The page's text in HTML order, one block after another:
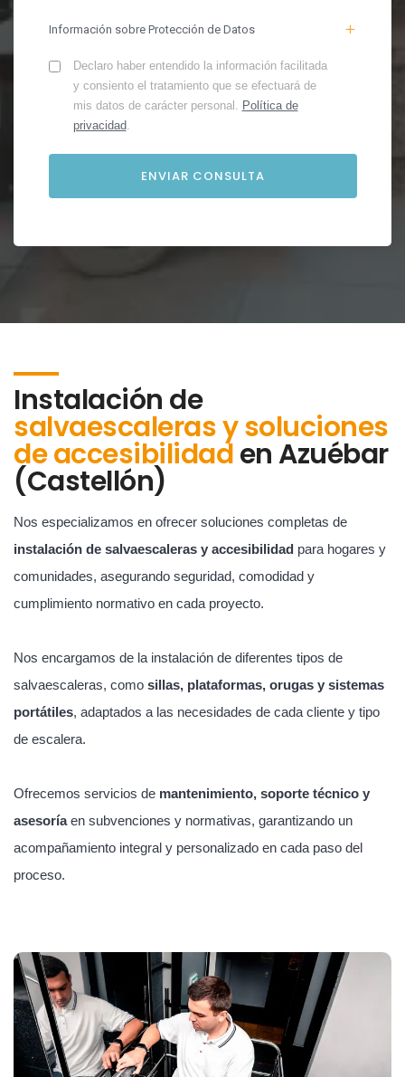
Información sobre Protección de Datos
Declaro haber entendido la información facilitada
y consiento el tratamiento que se efectuará de
mis datos de carácter personal. Política de
privacidad.
Instalación de
salvaescaleras y soluciones
de accesibilidaden Azuébar
(Castellón)
Nos especializamos en ofrecer soluciones completas de
instalación de salvaescaleras y accesibilidad para hogares y
comunidades, asegurando seguridad, comodidad y
cumplimiento normativo en cada proyecto.
Nos encargamos de la instalación de diferentes tipos de
salvaescaleras, como sillas, plataformas, orugas y sistemas
portátiles, adaptados a las necesidades de cada cliente y tipo
de escalera.
Ofrecemos servicios de mantenimiento, soporte técnico y
asesoríaen subvenciones y normativas, garantizando un
acompañamiento integral y personalizado en cada paso del
proceso.